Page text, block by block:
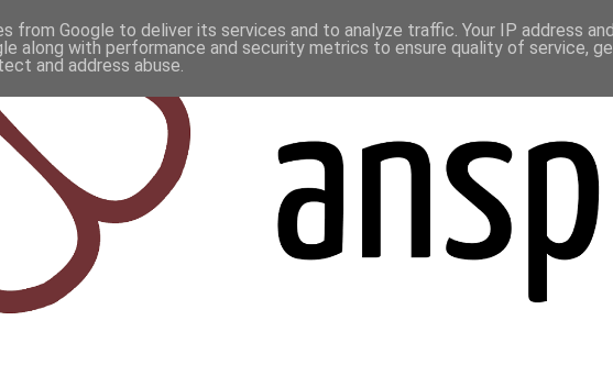
from Google to deliver its services and to analyze traffic. Your IP address
along with performance and security metrics to ensure quality of service,
and address abuse.